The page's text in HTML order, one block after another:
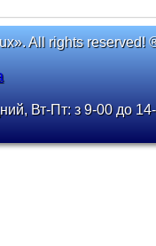
All rights reserved!
Вт-Пт: з 9-00 до